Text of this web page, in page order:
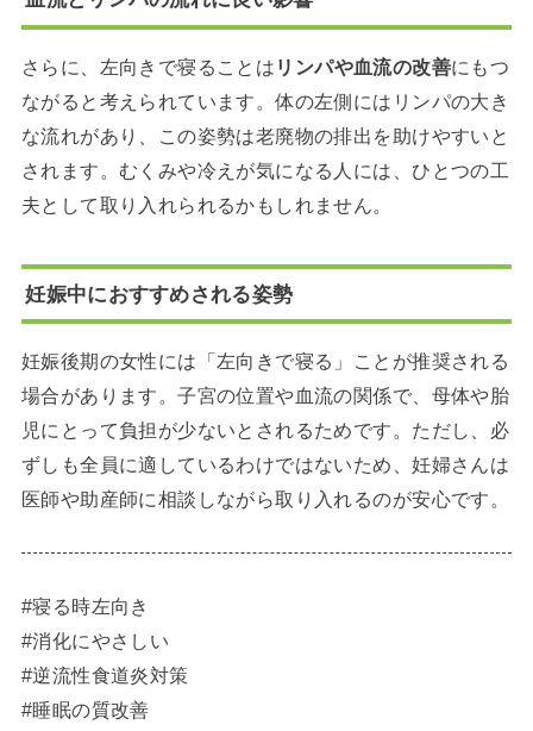
さらに、左向きで寝ることは リンパや血流の改善にもつ
ながると考えられています。体の左側にはリンパの大き
な流れがあり、この姿勢は老廃物の排出を助けやすいと
されます。むくみや冷えが気になる人には、ひとつの工
夫として取り入れられるかもしれません。
妊娠中におすすめされる姿勢
妊娠後期の女性には「左向きで寝る」ことが推奨される
場合があります。子宮の位置や血流の関係で、母体や胎
児にとって負担が少ないとされるためです。ただし、必
ずしも全員に適しているわけではないため、妊婦さんは
医師や助産師に相談しながら取り入れるのが安心です。
#寝る時左向き
#消化にやさしい
#逆流性食道炎対策
#睡眠の質改善